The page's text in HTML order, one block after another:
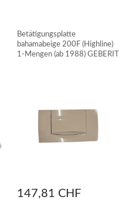
Betätigungsplatte
bahamabeige 200F (Highline)
1-Mengen (ab 1988) GEBERIT
147,81 CHF